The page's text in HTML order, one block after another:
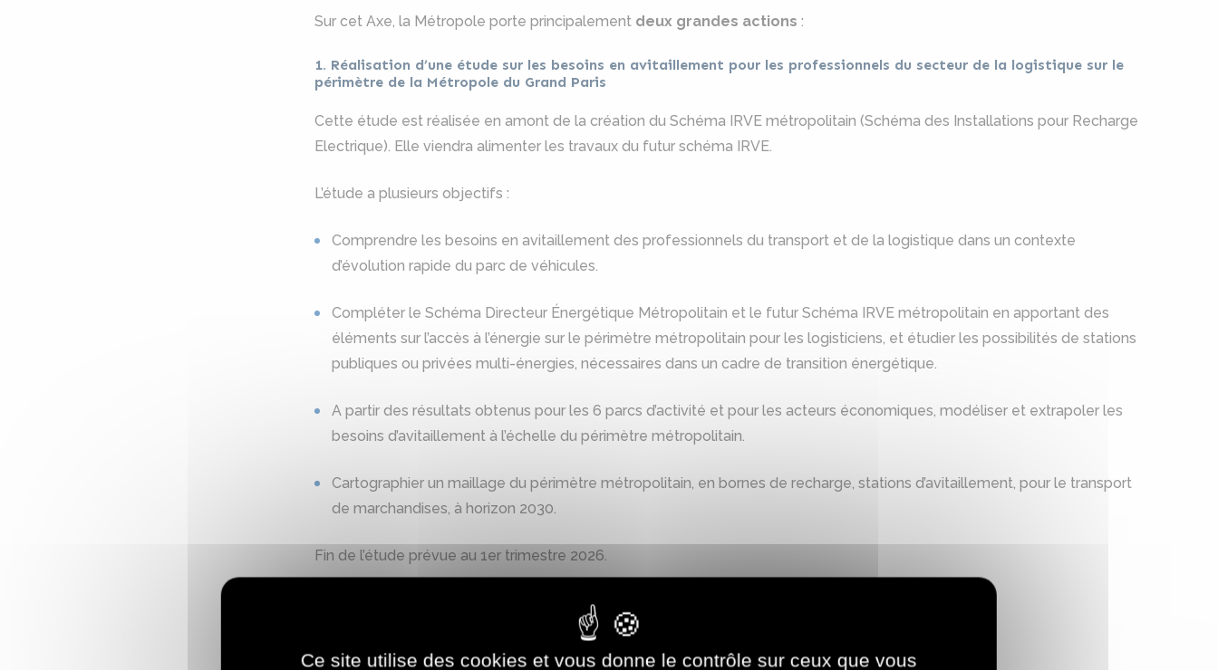
Sur cet Axe, la Métropole porte principalement deux grandes actions :
1. Réalisation d’une étude sur les besoins en avitaillement pour les professionnels du secteur de la logistique sur le
périmètre de la Métropole du Grand Paris
Cette étude est réalisée en amont de la création du Schéma IRVE métropolitain (Schéma des Installations pour Recharge
Electrique). Elle viendra alimenter les travaux du futur schéma IRVE.
L’étude a plusieurs objectifs :
Comprendre les besoins en avitaillement des professionnels du transport et de la logistique dans un contexte
d’évolution rapide du parc de véhicules.
Compléter le Schéma Directeur Énergétique Métropolitain et le futur Schéma IRVE métropolitain en apportant des
éléments sur l’accès à l’énergie sur le périmètre métropolitain pour les logisticiens, et étudier les possibilités de stations
publiques ou privées multi-énergies, nécessaires dans un cadre de transition énergétique.
A partir des résultats obtenus pour les 6 parcs d’activité et pour les acteurs économiques, modéliser et extrapoler les
besoins d’avitaillement à l’échelle du périmètre métropolitain.
Cartographier un maillage du périmètre métropolitain, en bornes de recharge, stations d’avitaillement, pour le transport
de marchandises, à horizon 2030.
Fin de l’étude prévue au 1er trimestre 2026.
Pour en savoir plus sur la Zone à Faibles Emissions métropolitaine
Ce site utilise des cookies et vous donne le contrôle sur ceux que vous